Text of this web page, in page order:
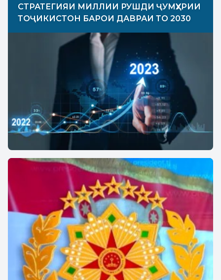
СТРАТЕГИЯИ МИЛЛИИ РУШДИ ҶУМҲУРИИ
ТОҶИКИСТОН БАРОИ ДАВРАИ ТО 2030